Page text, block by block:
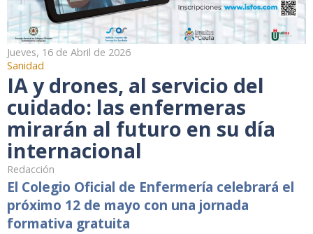
Jueves, 16 de Abril de 2026
Sanidad
IA y drones, al servicio del
cuidado: las enfermeras
mirarán al futuro en su día
internacional
Redacción
El Colegio Oficial de Enfermería celebrará el
próximo 12 de mayo con una jornada
formativa gratuita